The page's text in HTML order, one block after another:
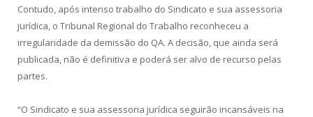
Contudo, após intenso trabalho do Sindicato e sua assessoria
jurídica, o Tribunal Regional do Trabalho reconheceu a
irregularidade da demissão do QA. A decisão, que ainda será
publicada, não é definitiva e poderá ser alvo de recurso pelas
partes.
“O Sindicato e sua assessoria jurídica seguirão incansáveis na